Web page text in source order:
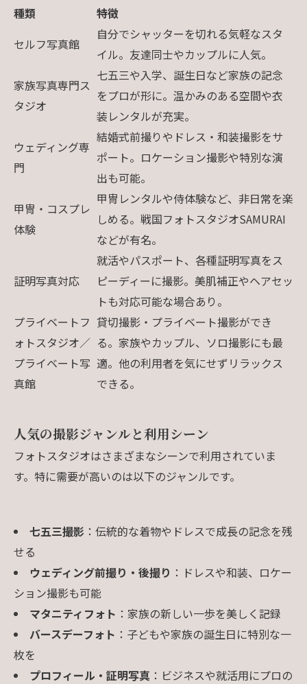
種類
特徴
セルフ写真館
自分でシャッターを切れる気軽なスタ
イル。友達同士やカップルに人気。
家族写真専門ス
タジオ
七五三や入学、誕生日など家族の記念
をプロが形に。温かみのある空間や衣
装レンタルが充実。
ウェディング専
門
結婚式前撮りやドレス・和装撮影をサ
ポート。ロケーション撮影や特別な演
出も可能。
甲冑・コスプレ
体験
甲冑レンタルや侍体験など、非日常を楽
しめる。戦国フォトスタジオSAMURAI
などが有名。
証明写真対応
就活やパスポート、各種証明写真をス
ピーディーに撮影。美肌補正やヘアセッ
トも対応可能な場合あり。
プライベートフ
ォトスタジオ／
プライベート写
真館
貸切撮影・プライベート撮影ができ
る。家族やカップル、ソロ撮影にも最
適。他の利用者を気にせずリラックス
できる。
人気の撮影ジャンルと利用シーン
フォトスタジオはさまざまなシーンで利用されていま
す。特に需要が高いのは以下のジャンルです。
七五三撮影：伝統的な着物やドレスで成長の記念を残
せる
ウェディング前撮り・後撮り ：ドレスや和装、ロケー
ション撮影も可能
マタニティフォト ：家族の新しい一歩を美しく記録
バースデーフォト ：子どもや家族の誕生日に特別な一
枚を
プロフィール・証明写真：ビジネスや就活用にプロの